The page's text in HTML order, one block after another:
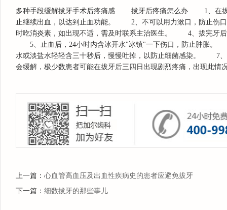
多种手段缓解拔牙手术后疼痛感 拔牙后疼痛怎么办 1、在拔
止继续出血，以达到止血功能。 2、不可以用力漱口，防止伤
时吃消炎素，如出现不适，需及时联系主治医生。 4、拔完牙后
5、止血后，24小时内含冰开水"冰镇"一下伤口，防止肿胀。
水或淡盐水轻轻含三十秒后，慢慢吐掉，以防止细菌感染。 7、
会缓解，极少数患者可能在拔牙后三四日出现剧烈疼痛，出现此情
上一篇： 心血管高血压及出血性疾病史的患者应避免拔牙
下一篇： 细数拔牙的那些事儿